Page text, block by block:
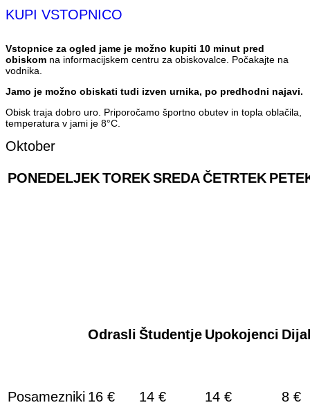
KUPI VSTOPNICO
Vstopnice za ogled jame je možno kupiti 10 minut pred
obiskom na informacijskem centru za obiskovalce. Počakajte na
vodnika.
Jamo je možno obiskati tudi izven urnika, po predhodni najavi.
Obisk traja dobro uro. Priporočamo športno obutev in topla oblačila,
temperatura v jami je 8°C.
Oktober
PONEDELJEKTOREKSREDAČETRTEK
Odrasli Študentje Upokojenci
Posamezniki 16 € 14 € 14 € 8 €